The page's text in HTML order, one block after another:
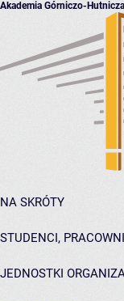
Akademia Górniczo-
NA SKRÓTY
STUDENCI,
JEDNOSTKI